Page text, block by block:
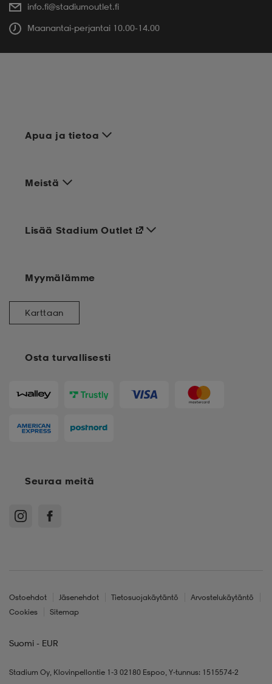
info.fi@stadiumoutlet.fi
Maanantai-perjantai 10.00-14.00
Apua ja tietoa
Meistä
Osta turvallisesti
Lisää Stadium Outlet
Myymälämme
Karttaan
Seuraa meitä
Ostoehdot Jäsenehdot Tietosuojakäytäntö
Arvostelukäytäntö
Cookies
Sitemap
Suomi - EUR
Stadium Oy, Klovinpellontie 1-3 02180 Espoo, Y-tunnus: 1515574-2